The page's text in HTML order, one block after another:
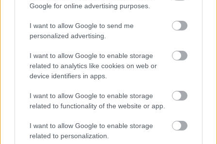
Google for online advertising purposes.
I want to allow Google to send me
personalized advertising.
I want to allow Google to enable storage
related to analytics like cookies on web or
device identifiers in apps.
I want to allow Google to enable storage
related to functionality of the website or app.
I want to allow Google to enable storage
related to personalization.
A két olasz pilóta, Giancarlo Fisichella és
Jarno Trulli összeütközött a valenciai teszten, a
Monacói Nagydíjra gyakorolva. A benettonos